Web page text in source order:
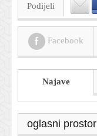
Podijeli
Facebook
Najave
oglasni prostor